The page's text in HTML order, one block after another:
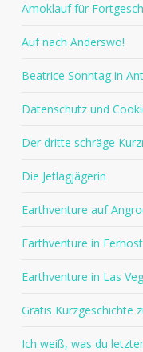
Amoklauf für
Auf nach Anderswo!
Beatrice Sonntag in
Datenschutz und
Der dritte schräge
Die Jetlagjägerin
Earthventure auf
Earthventure in Fernost
Earthventure in Las
Gratis Kurzgeschichte
Ich weiß, was du